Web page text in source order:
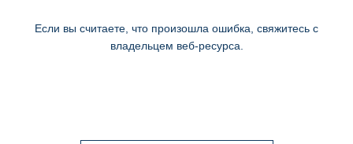
Если вы считаете, что произошла ошибка, свяжитесь с
владельцем веб-ресурса.